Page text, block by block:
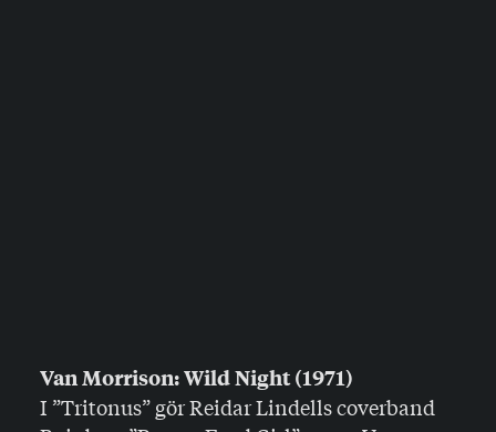
Van Morrison: Wild Night (1971)
I ”Tritonus” gör Reidar Lindells coverband